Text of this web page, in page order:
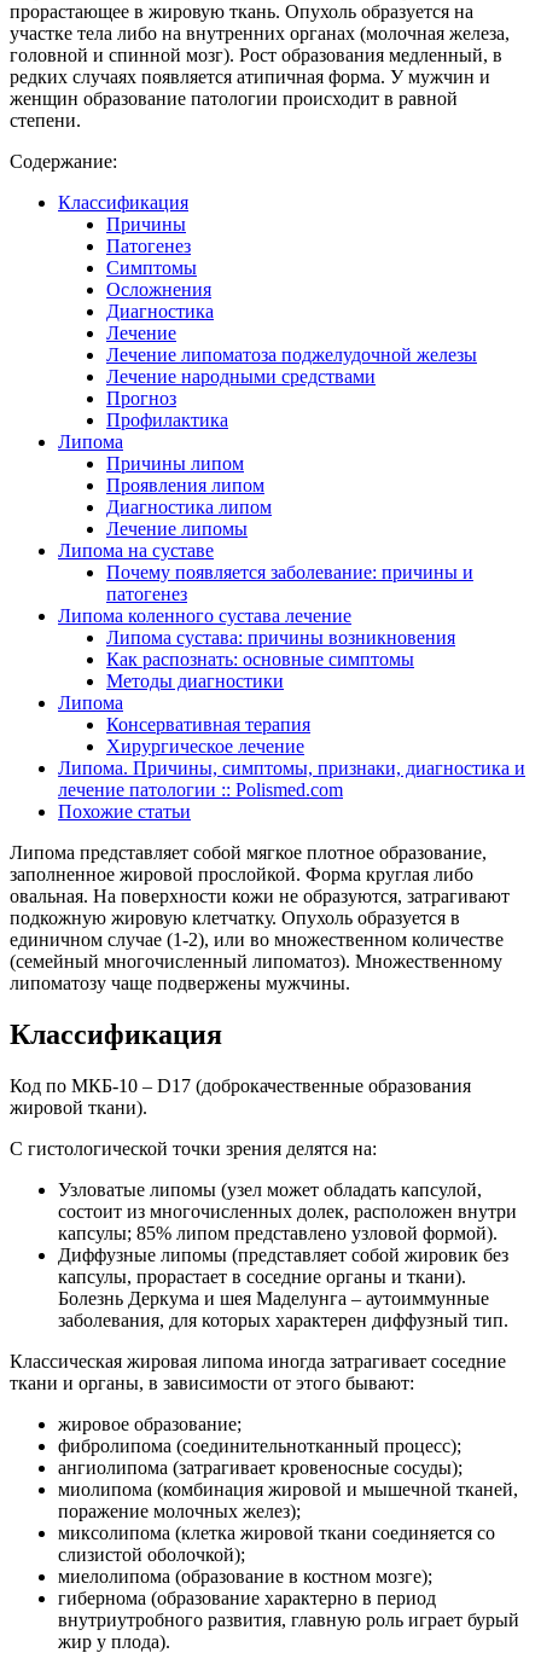
прорастающее в жировую ткань. Опухоль образуется на
участке тела либо на внутренних органах (молочная железа,
головной и спинной мозг). Рост образования медленный, в
редких случаях появляется атипичная форма. У мужчин и
женщин образование патологии происходит в равной
степени.
Содержание:
Классификация
Причины
Патогенез
Симптомы
Осложнения
Диагностика
Лечение
Лечение липоматоза поджелудочной железы
Лечение народными средствами
Прогноз
Профилактика
Липома
Причины липом
Проявления липом
Диагностика липом
Лечение липомы
Липома на суставе
Почему появляется заболевание: причины и
патогенез
Липома коленного сустава лечение
Липома сустава: причины возникновения
Как распознать: основные симптомы
Методы диагностики
Липома
Консервативная терапия
Хирургическое лечение
Липома. Причины, симптомы, признаки, диагностика и
лечение патологии :: Polismed.com
Похожие статьи
Липома представляет собой мягкое плотное образование,
заполненное жировой прослойкой. Форма круглая либо
овальная. На поверхности кожи не образуются, затрагивают
подкожную жировую клетчатку. Опухоль образуется в
единичном случае (1-2), или во множественном количестве
(семейный многочисленный липоматоз). Множественному
липоматозу чаще подвержены мужчины.
Классификация
Код по МКБ-10 – D17 (доброкачественные образования
жировой ткани).
С гистологической точки зрения делятся на:
Узловатые липомы (узел может обладать капсулой,
состоит из многочисленных долек, расположен внутри
капсулы; 85% липом представлено узловой формой).
Диффузные липомы (представляет собой жировик без
капсулы, прорастает в соседние органы и ткани).
Болезнь Деркума и шея Маделунга – аутоиммунные
заболевания, для которых характерен диффузный тип.
Классическая жировая липома иногда затрагивает соседние
ткани и органы, в зависимости от этого бывают:
жировое образование;
фибролипома (соединительнотканный процесс);
ангиолипома (затрагивает кровеносные сосуды);
миолипома (комбинация жировой и мышечной тканей,
поражение молочных желез);
миксолипома (клетка жировой ткани соединяется со
слизистой оболочкой);
миелолипома (образование в костном мозге);
гибернома (образование характерно в период
внутриутробного развития, главную роль играет бурый
жир у плода).